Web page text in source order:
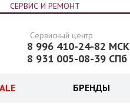
СЕРВИС И РЕМОНТ
Сервисный центр
8 996 410-24-82 МСК
8 931 005-08-39 СПб
БРЕНДЫ